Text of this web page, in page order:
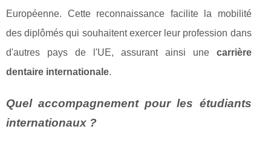
Européenne. Cette reconnaissance facilite la mobilité
des diplômés qui souhaitent exercer leur profession dans
d'autres pays de l'UE, assurant ainsi une carrière
dentaire internationale.
Quel accompagnement pour les étudiants
internationaux ?